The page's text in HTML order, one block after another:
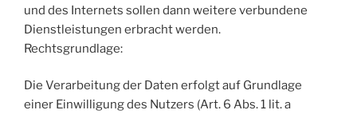
und des Internets sollen dann weitere verbundene
Dienstleistungen erbracht werden.
Rechtsgrundlage:
Die Verarbeitung der Daten erfolgt auf Grundlage
einer Einwilligung des Nutzers (Art. 6 Abs. 1 lit. a